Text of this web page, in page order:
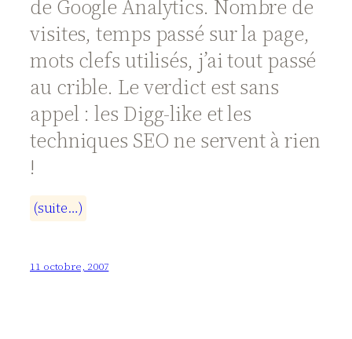
de Google Analytics. Nombre de
visites, temps passé sur la page,
mots clefs utilisés, j’ai tout passé
au crible. Le verdict est sans
appel : les Digg-like et les
techniques SEO ne servent à rien
!
(suite…)
11 octobre, 2007